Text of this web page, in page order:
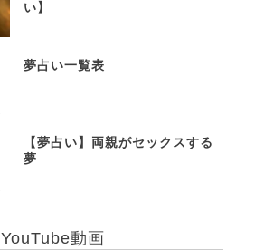
い】
夢占い一覧表
【夢占い】両親がセックスする
夢
YouTube動画